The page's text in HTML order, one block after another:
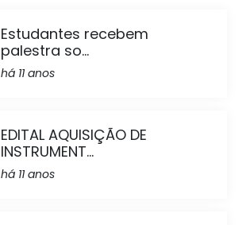
Estudantes recebem
palestra so...
há 11 anos
EDITAL AQUISIÇÃO DE
INSTRUMENT...
há 11 anos